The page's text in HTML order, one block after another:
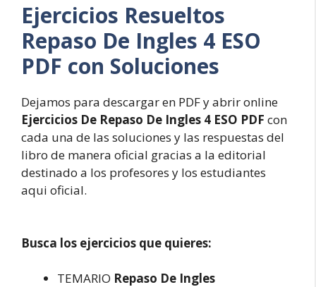
Ejercicios Resueltos
Repaso De Ingles 4 ESO
PDF con Soluciones
Dejamos para descargar en PDF y abrir online
Ejercicios De Repaso De Ingles 4 ESO PDF con
cada una de las soluciones y las respuestas del
libro de manera oficial gracias a la editorial
destinado a los profesores y los estudiantes
aqui oficial.
Busca los ejercicios que quieres:
TEMARIO Repaso De Ingles